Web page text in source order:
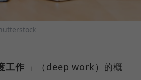
工作 」（deep work）的概